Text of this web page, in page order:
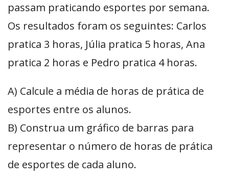
passam praticando esportes por semana.
Os resultados foram os seguintes: Carlos
pratica 3 horas, Júlia pratica 5 horas, Ana
pratica 2 horas e Pedro pratica 4 horas.
A) Calcule a média de horas de prática de
esportes entre os alunos.
B) Construa um gráfico de barras para
representar o número de horas de prática
de esportes de cada aluno.